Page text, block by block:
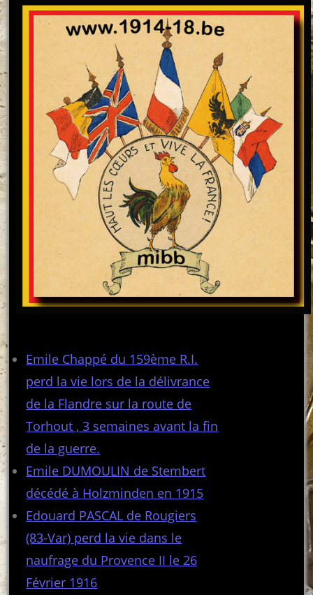
Emile Chappé du 159ème R.I.
perd la vie lors de la délivrance
de la Flandre sur la route de
Torhout , 3 semaines avant la fin
de la guerre.
Emile DUMOULIN de Stembert
décédé à Holzminden en 1915
Edouard PASCAL de Rougiers
(83-Var) perd la vie dans le
naufrage du Provence II le 26
Février 1916